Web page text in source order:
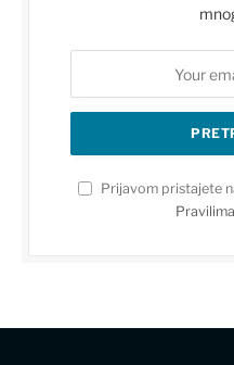
Prijavom pristajete